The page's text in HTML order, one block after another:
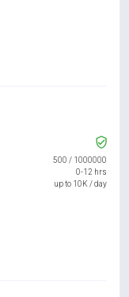
500 / 1000000
0-12 hrs
up to 10K / day